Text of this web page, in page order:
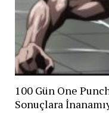
100 Gün One
Sonuçlara